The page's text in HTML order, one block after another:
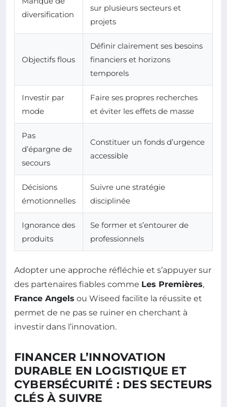
diversification
sur plusieurs secteurs et
projets
Objectifs flous
Définir clairement ses besoins
financiers et horizons
temporels
Investir par
mode
Faire ses propres recherches
et éviter les effets de masse
Pas
d’épargne de
secours
Constituer un fonds d’urgence
accessible
Décisions
émotionnelles
Suivre une stratégie
disciplinée
Ignorance des
produits
Se former et s’entourer de
professionnels
Adopter une approche réfléchie et s’appuyer sur
des partenaires fiables comme Les Premières,
France Angels ou Wiseed facilite la réussite et
permet de ne pas se ruiner en cherchant à
investir dans l’innovation.
FINANCER L’INNOVATION
DURABLE EN LOGISTIQUE ET
CYBERSÉCURITÉ : DES SECTEURS
CLÉS À SUIVRE